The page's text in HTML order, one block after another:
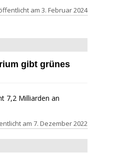
am 3. Februar 2024
gibt grünes
7,2 Milliarden an
am 7. Dezember 2022